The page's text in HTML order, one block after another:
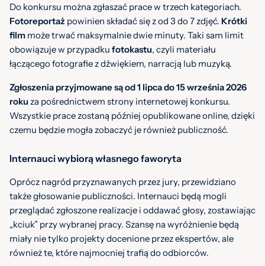
Do konkursu można zgłaszać prace w trzech kategoriach.
Fotoreportaż powinien składać się z od 3 do 7 zdjęć. Krótki
film może trwać maksymalnie dwie minuty. Taki sam limit
obowiązuje w przypadku fotokastu, czyli materiału
łączącego fotografie z dźwiękiem, narracją lub muzyką.
Zgłoszenia przyjmowane są od 1 lipca do 15 września 2026
roku za pośrednictwem strony internetowej konkursu.
Wszystkie prace zostaną później opublikowane online, dzięki
czemu będzie mogła zobaczyć je również publiczność.
Internauci wybiorą własnego faworyta
Oprócz nagród przyznawanych przez jury, przewidziano
także głosowanie publiczności. Internauci będą mogli
przeglądać zgłoszone realizacje i oddawać głosy, zostawiając
„kciuk” przy wybranej pracy. Szansę na wyróżnienie będą
miały nie tylko projekty docenione przez ekspertów, ale
również te, które najmocniej trafią do odbiorców.